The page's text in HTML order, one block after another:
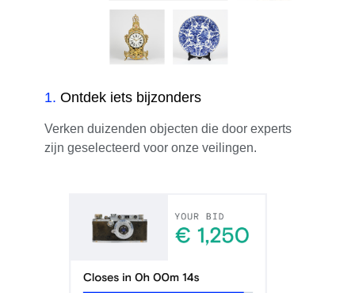
1. Ontdek iets bijzonders
Verken duizenden objecten die door experts
zijn geselecteerd voor onze veilingen.